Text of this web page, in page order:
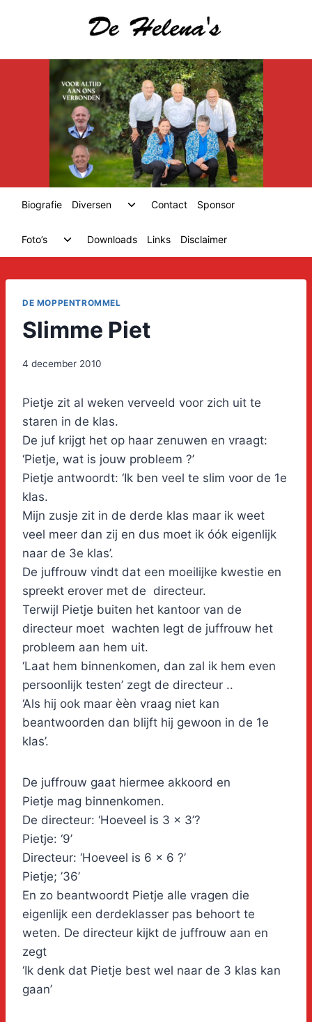
Biografie Diversen
ToggleContact Sponsor
Foto’s
ToggleDownloads Links Disclaimer
DE MOPPENTROMMEL
Slimme Piet
4 december 2010
Pietje zit al weken verveeld voor zich uit te
staren in de klas.
De juf krijgt het op haar zenuwen en vraagt:
‘Pietje, wat is jouw probleem ?’
Pietje antwoordt: ‘Ik ben veel te slim voor de 1e
klas.
Mijn zusje zit in de derde klas maar ik weet
veel meer dan zij en dus moet ik óók eigenlijk
naar de 3e klas’.
De juffrouw vindt dat een moeilijke kwestie en
spreekt erover met de directeur.
Terwijl Pietje buiten het kantoor van de
directeur moet wachten legt de juffrouw het
probleem aan hem uit.
‘Laat hem binnenkomen, dan zal ik hem even
persoonlijk testen’ zegt de directeur ..
‘Als hij ook maar èèn vraag niet kan
beantwoorden dan blijft hij gewoon in de 1e
klas’.
De juffrouw gaat hiermee akkoord en
Pietje mag binnenkomen.
De directeur: ‘Hoeveel is 3 x 3’?
Pietje: ‘9’
Directeur: ‘Hoeveel is 6 x 6 ?’
Pietje; ’36’
En zo beantwoordt Pietje alle vragen die
eigenlijk een derdeklasser pas behoort te
weten. De directeur kijkt de juffrouw aan en
zegt
‘Ik denk dat Pietje best wel naar de 3 klas kan
gaan’